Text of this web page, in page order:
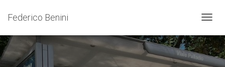
Federico Benini
A
V
I
G